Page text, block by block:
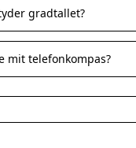
gradtallet?
mit telefonkompas?